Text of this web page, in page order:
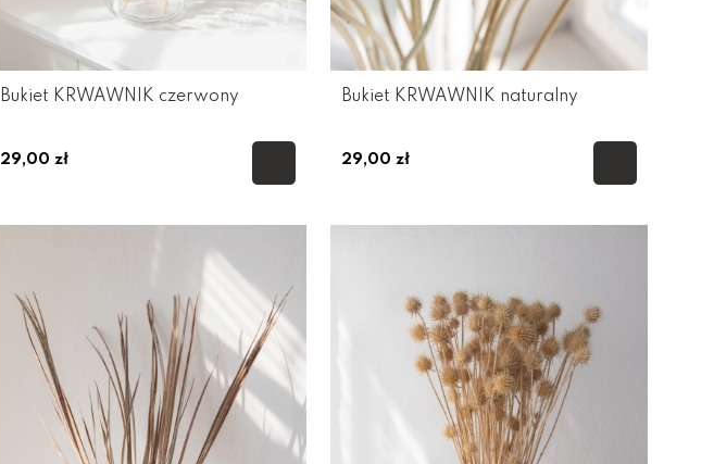
Bukiet KRWAWNIK czerwony
29,00 zł
Bukiet KRWAWNIK naturalny
29,00 zł